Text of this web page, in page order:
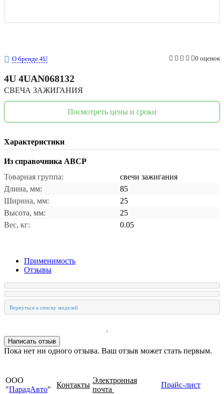
О бренде 4U 0 оценок
4U 4UAN068132
СВЕЧА ЗАЖИГАНИЯ
Посмотреть цены и сроки
Характеристики
Из справочника ABCP
Товарная группа:
свечи зажигания
Длина, мм:
85
Ширина, мм:
25
Высота, мм:
25
Вес, кг:
0.05
Применимость
Отзывы
Пока нет ни одного отзыва. Ваш отзыв может стать первым.
ООО
"ПарадАвто"
Контакты
Электронная
почта
Прайс-лист